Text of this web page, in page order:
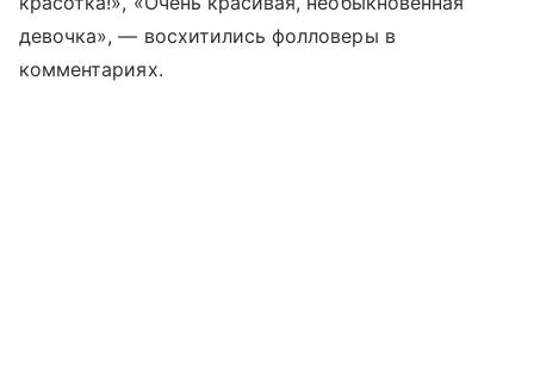
девочка», — восхитились фолловеры в
комментариях.